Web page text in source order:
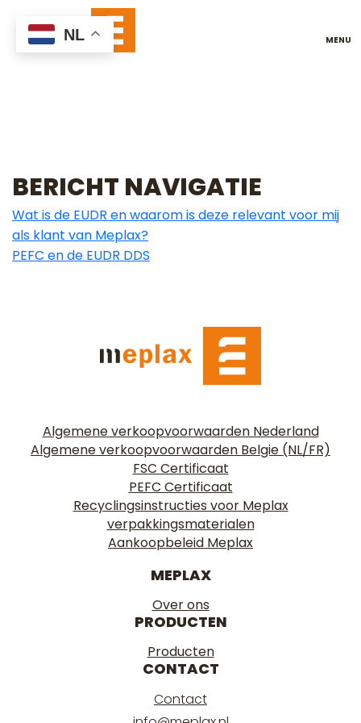
HOE BEINVLOEDT DE
FINEERRICHTING DE
BERICHT NAVIGATIE
Wat is de EUDR en waarom is deze relevant voor mij
als klant van Meplax?
PEFC en de EUDR DDS
Algemene verkoopvoorwaarden Nederland
Algemene verkoopvoorwaarden Belgie (NL/FR)
FSC Certificaat
PEFC Certificaat
Recyclingsinstructies voor Meplax
verpakkingsmaterialen
Aankoopbeleid Meplax
MEPLAX
Over ons
PRODUCTEN
Producten
CONTACT
Contact
NL